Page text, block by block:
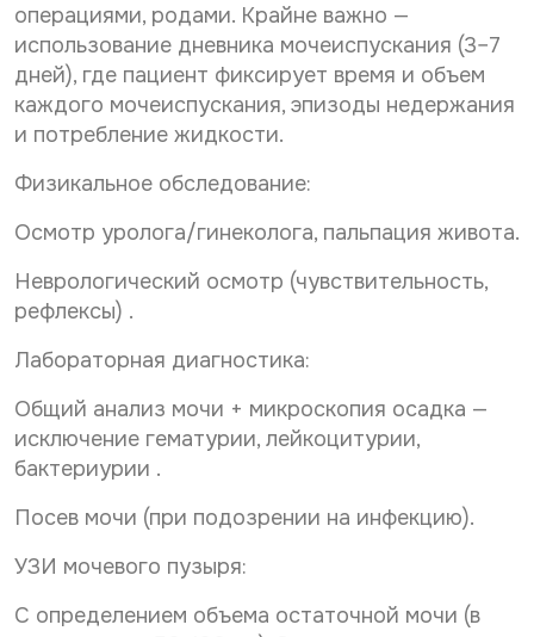
операциями, родами. Крайне важно —
использование дневника мочеиспускания (3–7
дней), где пациент фиксирует время и объем
каждого мочеиспускания, эпизоды недержания
и потребление жидкости.
Физикальное обследование:
Осмотр уролога/гинеколога, пальпация живота.
Неврологический осмотр (чувствительность,
рефлексы) .
Лабораторная диагностика:
Общий анализ мочи + микроскопия осадка —
исключение гематурии, лейкоцитурии,
бактериурии .
Посев мочи (при подозрении на инфекцию).
УЗИ мочевого пузыря:
С определением объема остаточной мочи (в